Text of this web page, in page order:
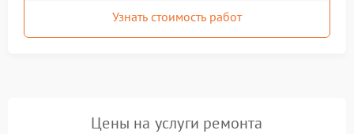
Узнать стоимость работ
Цены на услуги ремонта